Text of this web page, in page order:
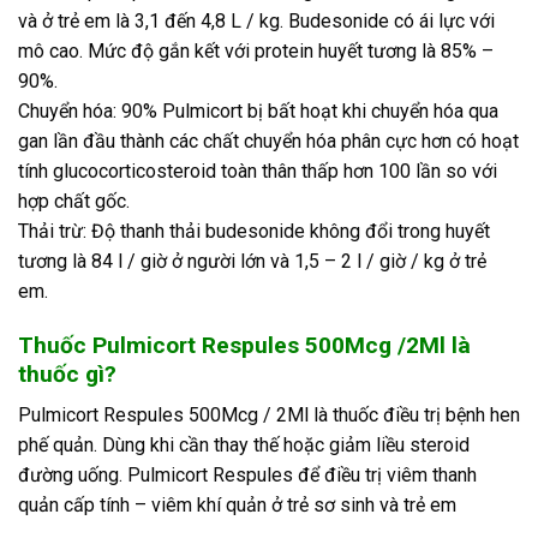
và ở trẻ em là 3,1 đến 4,8 L / kg. Budesonide có ái lực với
mô cao. Mức độ gắn kết với protein huyết tương là 85% –
90%.
Chuyển hóa: 90% Pulmicort bị bất hoạt khi chuyển hóa qua
gan lần đầu thành các chất chuyển hóa phân cực hơn có hoạt
tính glucocorticosteroid toàn thân thấp hơn 100 lần so với
hợp chất gốc.
Thải trừ: Độ thanh thải budesonide không đổi trong huyết
tương là 84 l / giờ ở người lớn và 1,5 – 2 l / giờ / kg ở trẻ
em.
Thuốc Pulmicort Respules 500Mcg /2Ml là
thuốc gì?
Pulmicort Respules 500Mcg / 2Ml là thuốc điều trị bệnh hen
phế quản. Dùng khi cần thay thế hoặc giảm liều steroid
đường uống. Pulmicort Respules để điều trị viêm thanh
quản cấp tính – viêm khí quản ở trẻ sơ sinh và trẻ em